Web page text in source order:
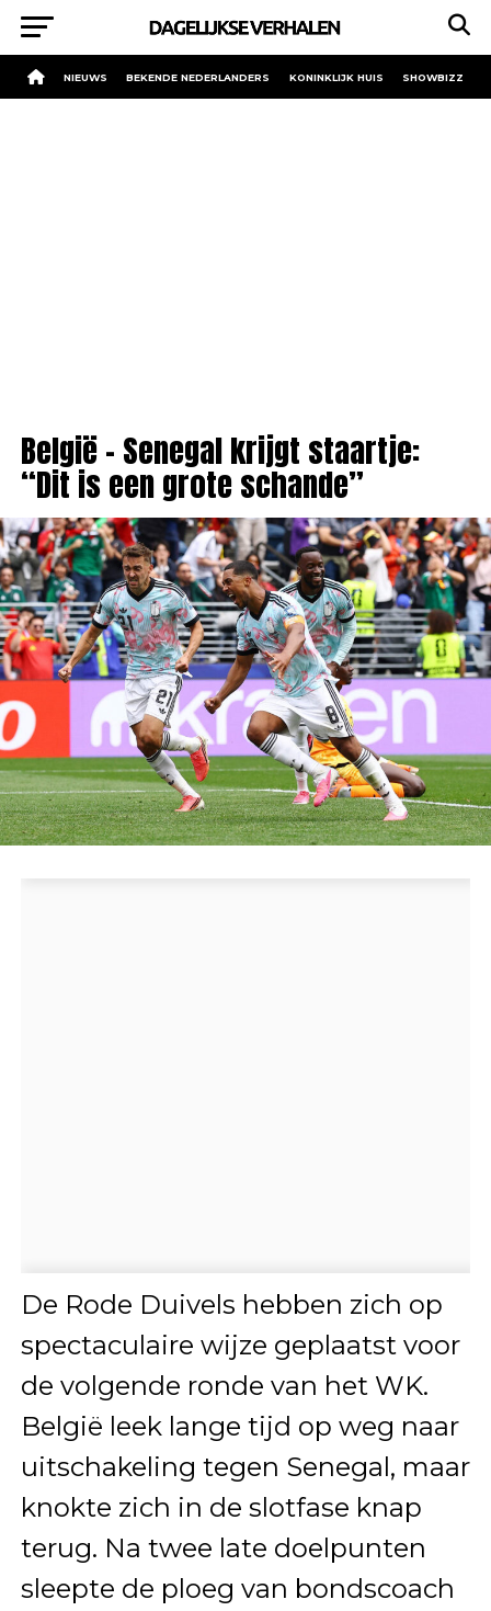
NIEUWS BEKENDE NEDERLANDERS KONINKLIJK HUIS SHOWBIZZ
België – Senegal krijgt staartje:
“Dit is een grote schande”
De Rode Duivels hebben zich op
spectaculaire wijze geplaatst voor
de volgende ronde van het WK.
België leek lange tijd op weg naar
uitschakeling tegen Senegal, maar
knokte zich in de slotfase knap
terug. Na twee late doelpunten
sleepte de ploeg van bondscoach